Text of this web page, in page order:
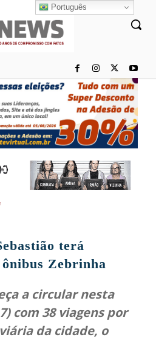
terá
Zebrinha
a circular nesta
com 38 viagens por
da cidade, o
Português